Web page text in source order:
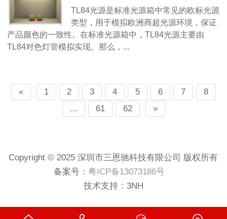
TL84光源是标准光源箱中常见的欧标光源
类型，用于模拟欧洲商超光源环境，保证
产品颜色的一致性。在标准光源箱中，TL84光源主要由
TL84对色灯管模拟实现。那么，...
« 1 2 3 4 5 6 7
8
...
61 62 »
Copyright © 2025 深圳市三恩驰科技有限公司 版权所有
备案号： 粤ICP备13073186号
技术支持： 3NH